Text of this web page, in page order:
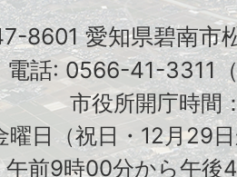
8601 愛知県碧南市
電話: 0566-41-3311
市役所開庁時間
曜日（祝日・12月29
午前9時00分から午後